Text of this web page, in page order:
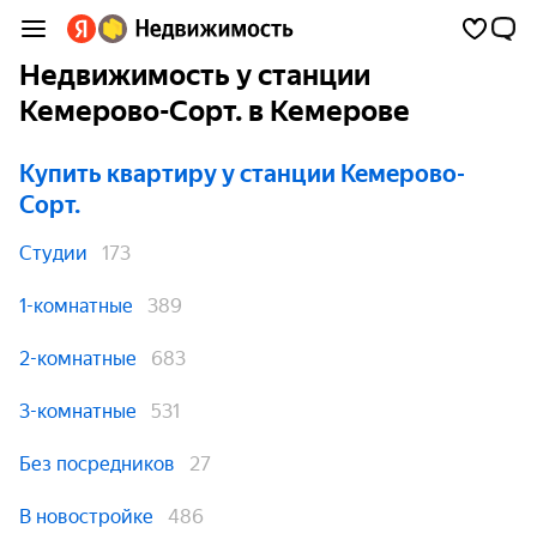
Недвижимость у станции
Кемерово-Сорт. в Кемерове
Купить квартируу станции Кемерово-
Сорт.
Студии 173
1-комнатные 389
2-комнатные 683
3-комнатные 531
Без посредников 27
В новостройке 486